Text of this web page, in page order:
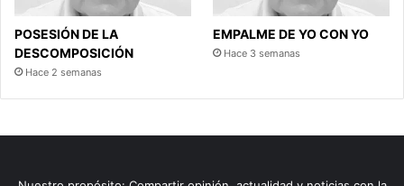
POSESIÓN DE LA
DESCOMPOSICIÓN
Hace 2 semanas
EMPALME DE YO CON YO
Hace 3 semanas